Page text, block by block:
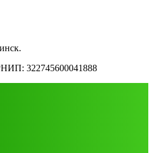
322745600041888